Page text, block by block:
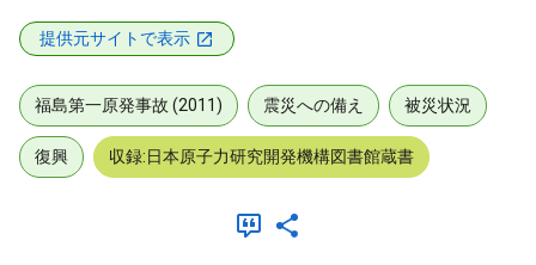
提供元サイトで表示
福島第一原発事故 (2011) 震災への備え 被災状況
復興 収録:日本原子力研究開発機構図書館蔵書